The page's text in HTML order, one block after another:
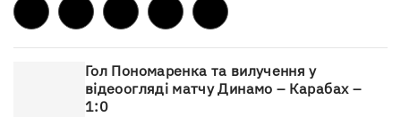
Гол Пономаренка та вилучення у
відеоогляді матчу Динамо – Карабах –
1:0